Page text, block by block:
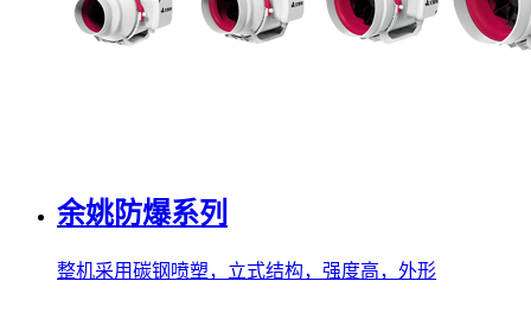
余姚防爆系列
整机采用碳钢喷塑，立式结构，强度高，外形